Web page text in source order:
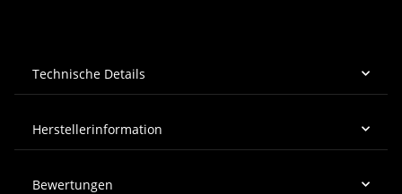
Technische Details
Herstellerinformation
Bewertungen